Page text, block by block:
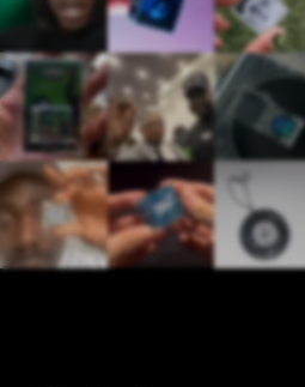
Costruire un prodotto
fisicamente che